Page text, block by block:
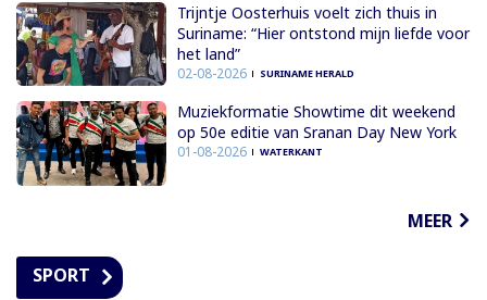
Trijntje Oosterhuis voelt zich thuis in
Suriname: “Hier ontstond mijn liefde voor
het land”
02-08-2026 SURINAME HERALD
Muziekformatie Showtime dit weekend
op 50e editie van Sranan Day New York
01-08-2026 WATERKANT
MEER
SPORT